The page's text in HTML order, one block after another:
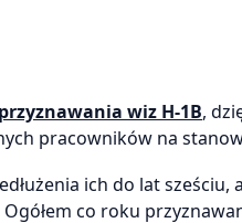
wiz H-1B,
pracowników na
ich do lat sześciu,
co roku